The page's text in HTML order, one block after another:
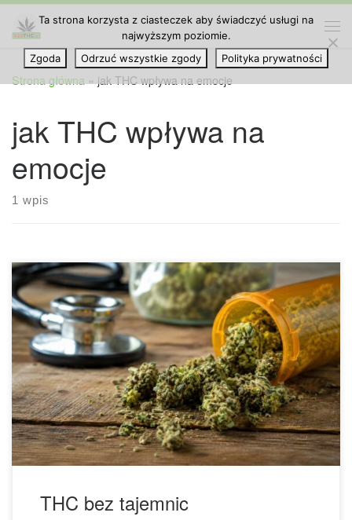
Przejdź do treści
Strona główna » jak THC wpływa na emocje
jak THC wpływa na
emocje
1 wpis
Jak działa THC? Kompletny przewodnik po wpływie
tetrahydrokannabinolu na organizm człowieka THC, czyli
tetrahydrokannabinol, to jeden z najbardziej znanych
związków aktywnych występujących w konopiach.
Najczęściej kojarzy się go z działaniem psychoaktywnym,
ponieważ to właśnie on odpowiada za charakterystyczną
zmianę nastroju, percepcji i sposobu odbierania
rzeczywistości. Jego wpływ na organizm jest jednak
znacznie szerszy niż samo uczucie odurzenia. THC
oddziałuje na […]
THC bez tajemnic
Ta strona korzysta z ciasteczek aby świadczyć usługi na
najwyższym poziomie.
Zgoda
Odrzuć wszystkie zgody Polityka prywatności